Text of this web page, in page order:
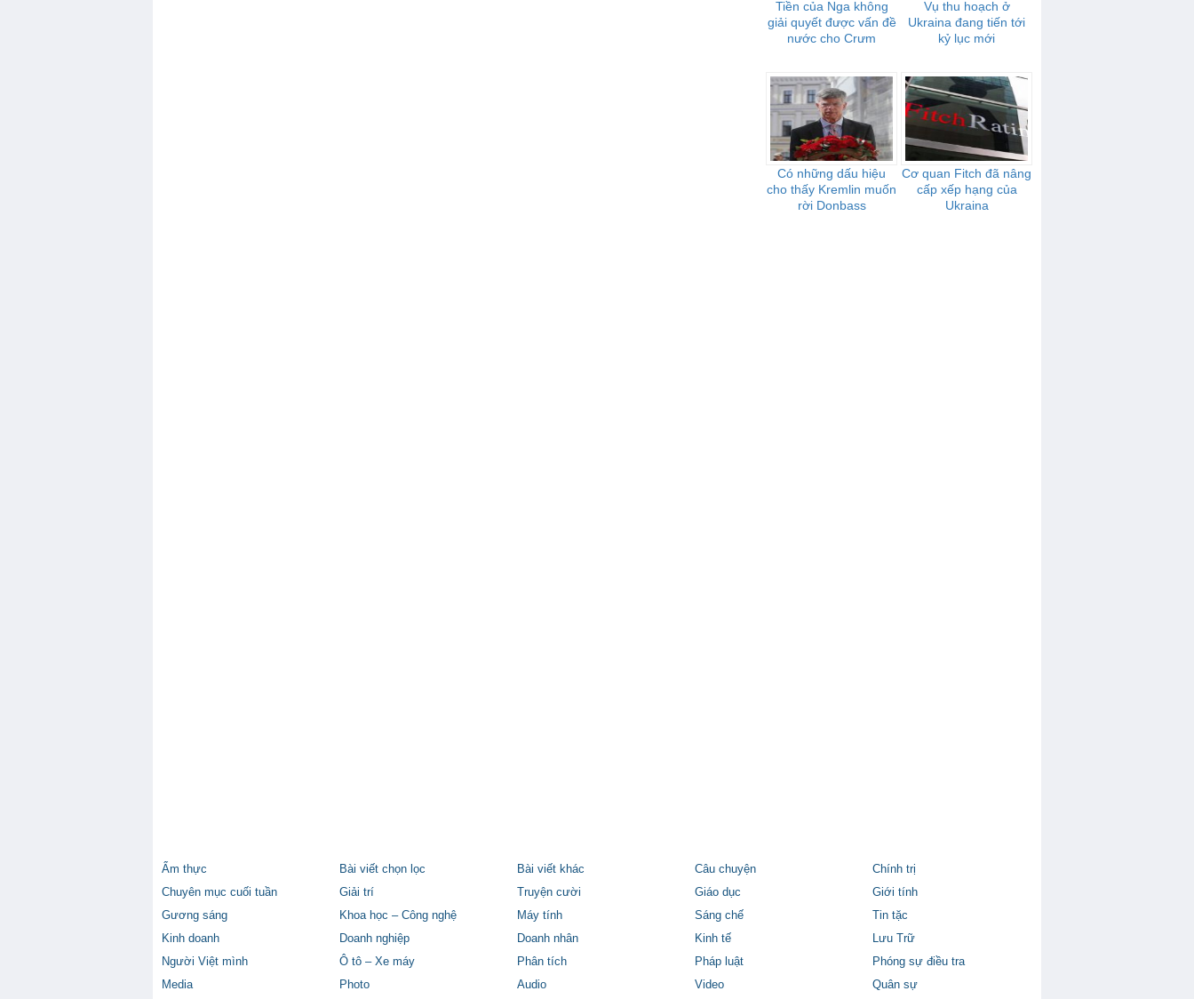
Tiền của Nga không
giải quyết được vấn đề
nước cho Crưm
Vụ thu hoạch ở
Ukraina đang tiến tới
kỷ lục mới
Có những dấu hiệu
cho thấy Kremlin muốn
rời Donbass
Cơ quan Fitch đã nâng
cấp xếp hạng của
Ukraina
Ẩm thực Bài viết chọn lọc Bài viết khác Câu chuyện
Chính trị
Chuyên mục cuối tuần
Giải trí Truyện cười Giáo dục
Giới tính
Gương sáng
Khoa học – Công nghệ Máy tính Sáng chế
Tin tặc
Kinh doanh
Doanh nghiệp Doanh nhân Kinh tế
Lưu Trữ
Người Việt mình
Ô tô – Xe máy Phân tích Pháp luật
Phóng sự điều tra
Media
Photo Audio Video Quân sự